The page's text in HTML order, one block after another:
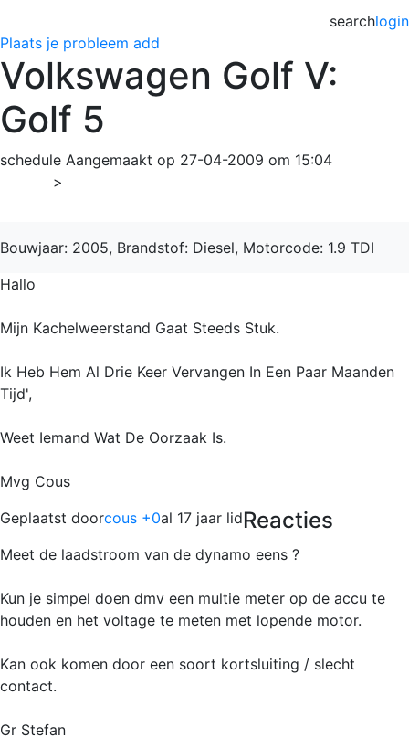
login
search
Plaats je probleem add
Volkswagen Golf V:
Golf 5
schedule Aangemaakt op 27-04-2009 om 15:04
>
Bouwjaar: 2005, Brandstof: Diesel, Motorcode: 1.9 TDI
Hallo
Mijn Kachelweerstand Gaat Steeds Stuk.
Ik Heb Hem Al Drie Keer Vervangen In Een Paar Maanden
Tijd',
Weet Iemand Wat De Oorzaak Is.
Mvg Cous
Geplaatst doorcous +0al 17 jaar lidReacties
Meet de laadstroom van de dynamo eens ?
Kun je simpel doen dmv een multie meter op de accu te
houden en het voltage te meten met lopende motor.
Kan ook komen door een soort kortsluiting / slecht
contact.
Gr Stefan